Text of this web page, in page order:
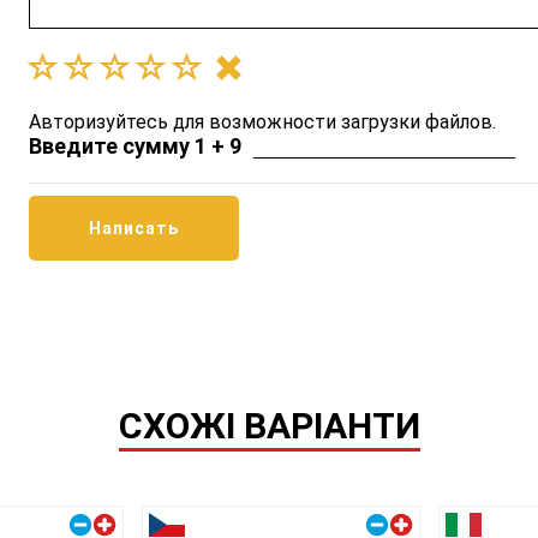
Авторизуйтесь для возможности загрузки файлов.
Введите сумму 1 + 9
СХОЖІ ВАРІАНТИ